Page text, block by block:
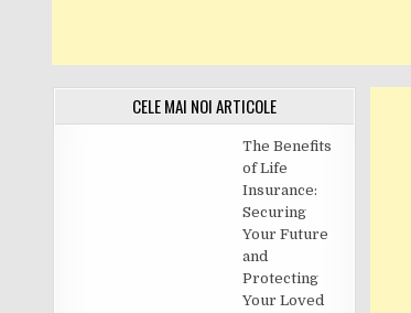
CELE MAI NOI ARTICOLE
The Benefits
of Life
Insurance:
Securing
Your Future
and
Protecting
Your Loved